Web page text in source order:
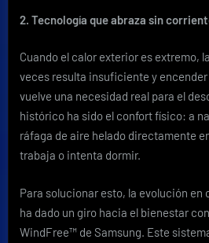
2. Tecnología que abraza sin
Cuando el calor exterior es extremo,
veces resulta insuficiente y
vuelve una necesidad real para el
histórico ha sido el confort físico: a
ráfaga de aire helado directamente
trabaja o intenta dormir.
Para solucionar esto, la evolución
ha dado un giro hacia el bienestar
WindFree™ de Samsung. Este